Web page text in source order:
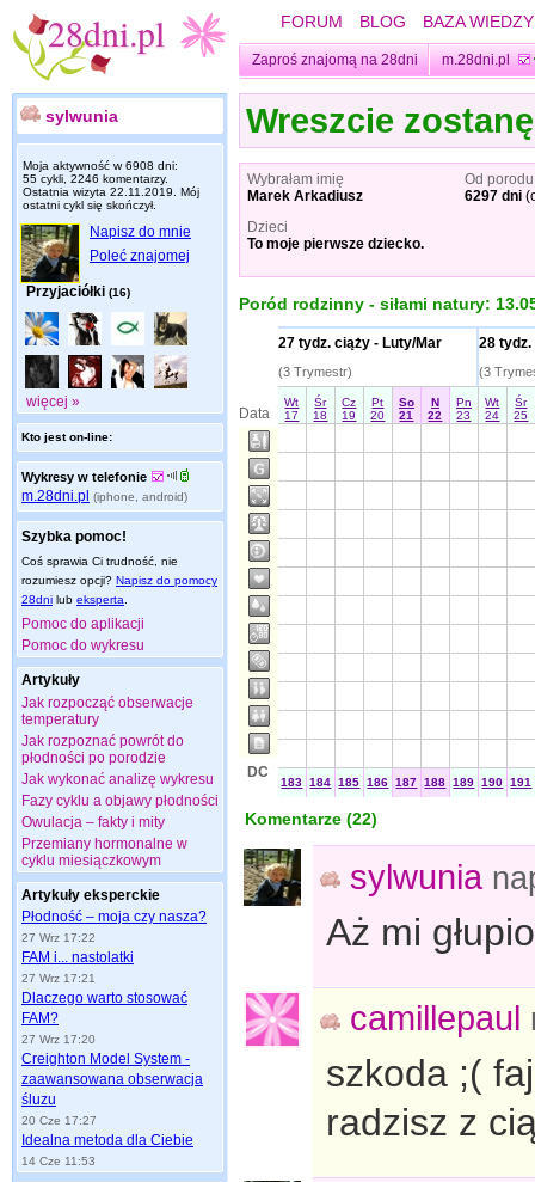
FORUM BLOG BAZA WIEDZY
Zaproś znajomą na 28dni m.28dni.pl
sylwunia
Moja aktywność w 6908 dni:
55 cykli, 2246 komentarzy.
Ostatnia wizyta 22.11.2019 . Mój
ostatni cykl się skończył.
Napisz do mnie
Poleć znajomej
Przyjaciółki (16)
więcej »
Kto jest on-line:
Wykresy w telefonie
m.28dni.pl (iphone, android)
Szybka pomoc!
Coś sprawia Ci trudność, nie
rozumiesz opcji? Napisz do pomocy
28dni lub eksperta
Pomoc do aplikacji
Pomoc do wykresu
Artykuły
Jak rozpocząć obserwacje
temperatury
Jak rozpoznać powrót do
płodności po porodzie
Jak wykonać analizę wykresu
Fazy cyklu a objawy płodności
Owulacja – fakty i mity
Przemiany hormonalne w
cyklu miesiączkowym
Artykuły eksperckie
Płodność – moja czy nasza?
27 Wrz 17:22
FAM i... nastolatki
27 Wrz 17:21
Dlaczego warto stosować
FAM?
27 Wrz 17:20
Creighton Model System -
zaawansowana obserwacja
śluzu
20 Cze 17:27
Idealna metoda dla Ciebie
14 Cze 11:53
Wreszcie
Wybrałam imię
Marek Arkadiusz
Od porodu
6297 dni
Dzieci
To moje pierwsze dziecko.
Poród rodzinny - siłami natury:
Data
DC
27 tydz. ciąży - Luty/Mar
(3 Trymestr)
28 tydz.
(3
Wt
17
Śr
18
Cz
19
Pt
20
So
21
N
22
Pn
23
Wt
24
Śr
25
183 184 185 186 187 188 189 190 191
Komentarze (22)
sylwunia
Aż mi
camillepaul
szkoda ;(
radzisz z